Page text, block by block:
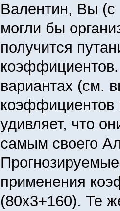
Валентин, Вы (с
могли бы
получится
вариантах (см.
коэффициентов
удивляет, что
самым своего
применения
(80х3+160). Те